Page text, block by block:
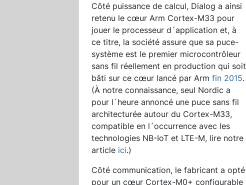
Côté puissance de calcul, Dialog a ainsi
retenu le cœur Arm Cortex-M33 pour
jouer le processeur d´application et, à
ce titre, la société assure que sa puce-
système est le premier microcontrôleur
sans fil réellement en production qui soit
bâti sur ce cœur lancé par Arm fin 2015.
(À notre connaissance, seul Nordic a
pour l´heure annoncé une puce sans fil
architecturée autour du Cortex-M33,
compatible en l´occurrence avec les
technologies NB-IoT et LTE-M, lire notre
article ici.)
Côté communication, le fabricant a opté
pour un cœur Cortex-M0+ configurable